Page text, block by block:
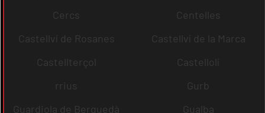
Cercs
Centelles
Castellví de Rosanes
Castellví de la Marca
Castellterçol
Castellolí
rrius
Gurb
Guardiola de Berguedà
Gualba